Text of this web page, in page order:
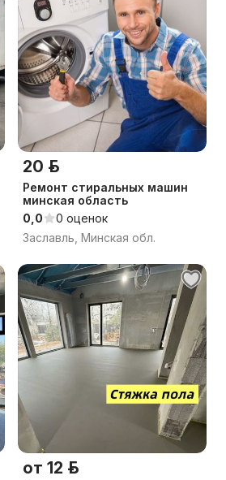
20 р.
Ремонт стиральных машин
минская область
0,0
0 оценок
Заславль, Минская обл.
от 12 р.